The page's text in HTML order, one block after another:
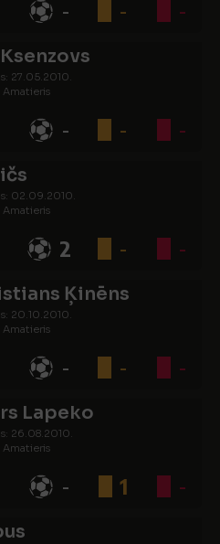
- - -
27.05.2010.
Amatieris
- - -
02.09.2010.
Amatieris
2 - -
Ķinēns
20.10.2010.
Amatieris
- - -
Lapeko
26.08.2010.
Amatieris
- 1 -